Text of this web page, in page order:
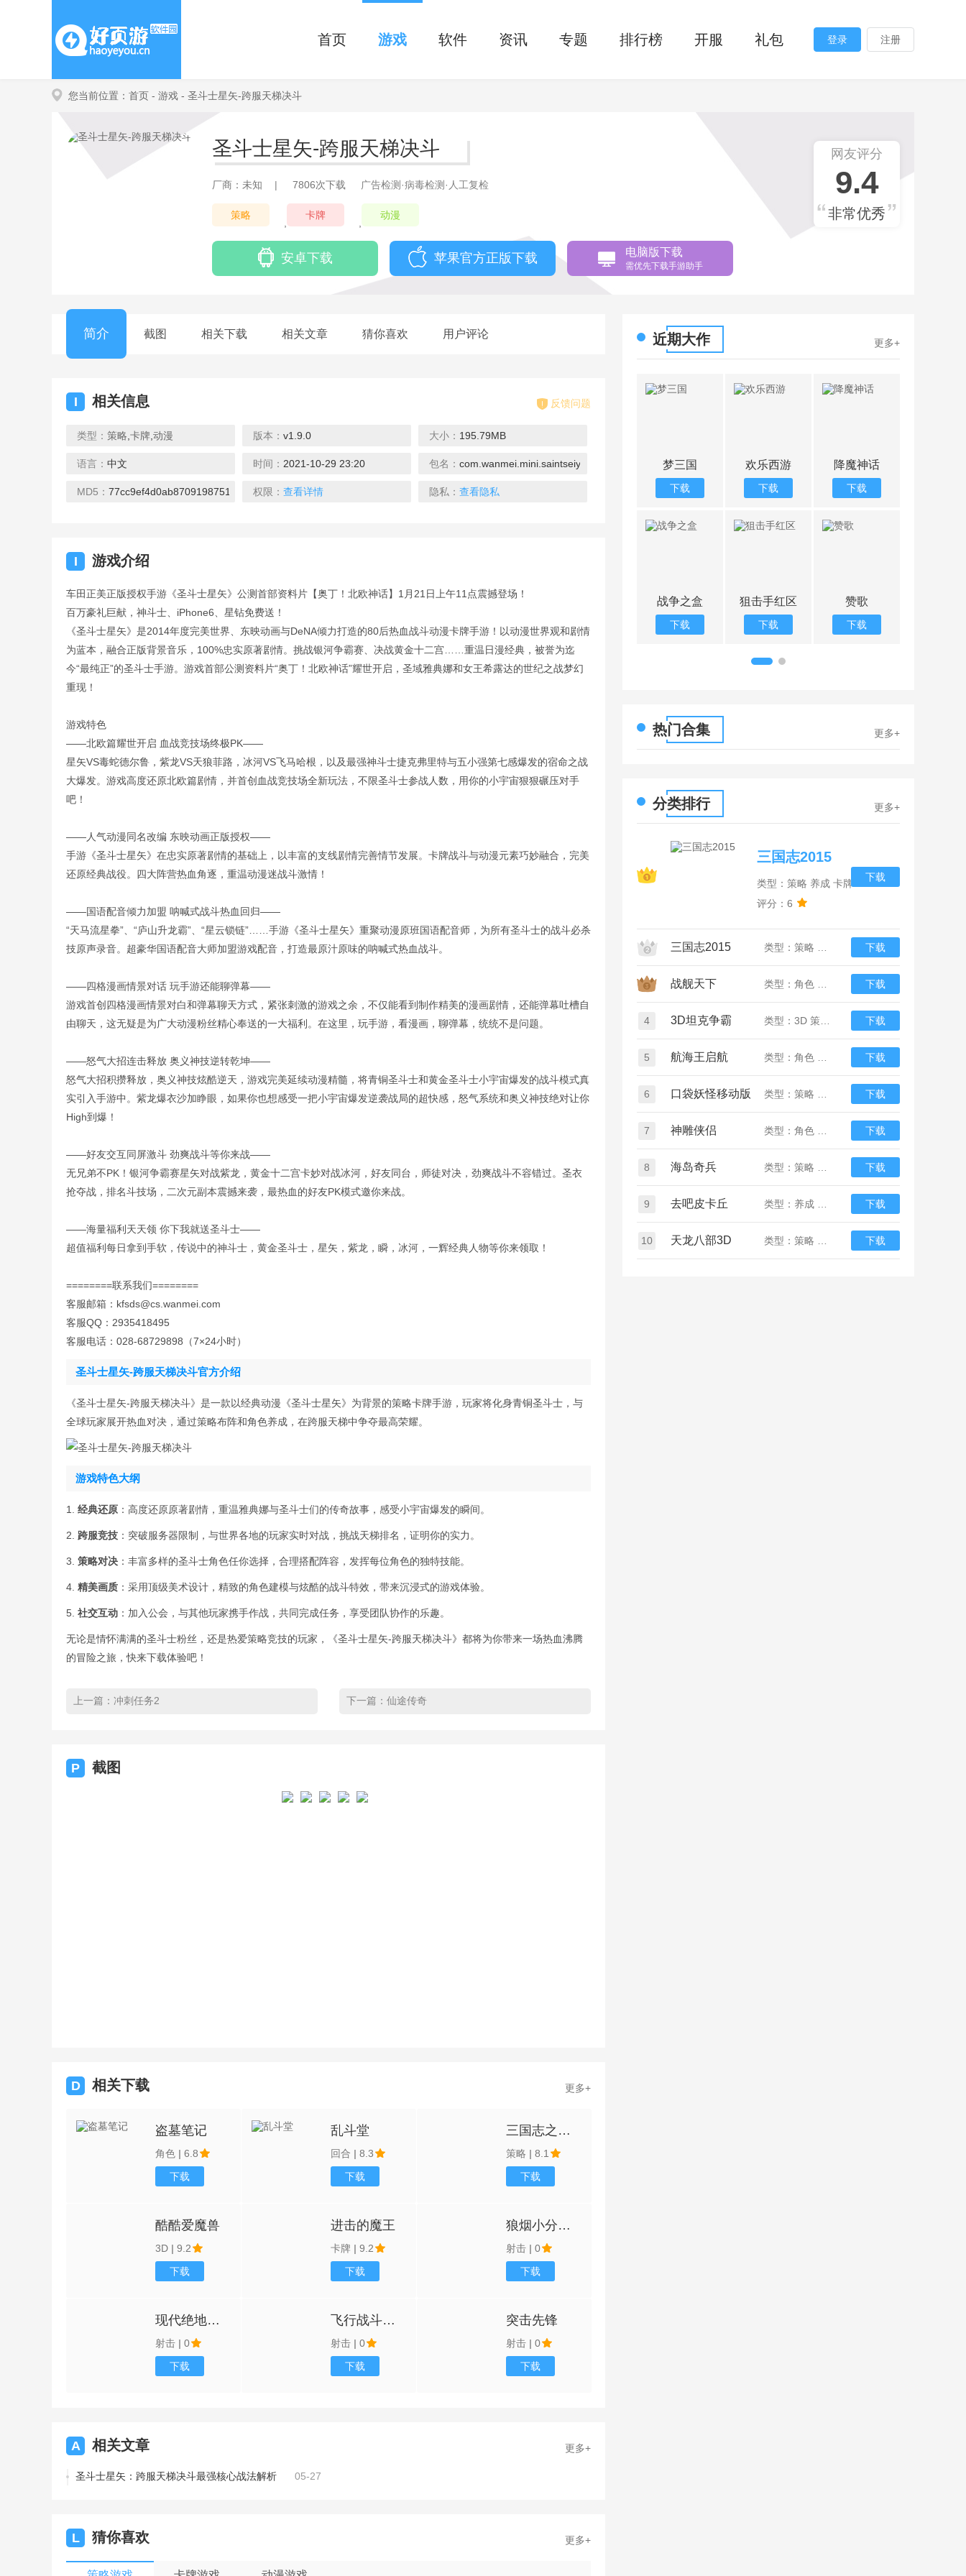
首页 游戏 软件 资讯 专题 排行榜 开服 礼包 登录 注册
您当前位置： 首页 - 游戏 - 圣斗士星矢-跨服天梯决斗
圣斗士星矢-跨服天梯决斗
厂商：未知 | 7806次下载 广告检测·病毒检测·人工复检
策略 卡牌 动漫
安卓下载 苹果官方正版下载 电脑版下载
需优先下载手游助手
网友评分
9.4
非常优秀
简介 截图 相关下载 相关文章 猜你喜欢 用户评论
I 相关信息 反馈问题
类型： 策略 卡牌 动漫 版本： v1.9.0 大小： 195.79MB
语言： 中文 时间： 2021-10-29 23:20 包名： com.wanmei.mini.saintseiya.one360
MD5： 77cc9ef4d0ab8709198751b8e2706fcc
权限： 查看详情 隐私： 查看隐私
I 游戏介绍
车田正美正版授权手游《圣斗士星矢》公测首部资料片【奥丁！北欧神话】1月21日上午11点震撼登场！
百万豪礼巨献，神斗士、iPhone6、星钻免费送！
《圣斗士星矢》是2014年度完美世界、东映动画与DeNA倾力打造的80后热血战斗动漫卡牌手游！以动漫世界观和剧情
为蓝本，融合正版背景音乐，100%忠实原著剧情。挑战银河争霸赛、决战黄金十二宫……重温日漫经典，被誉为迄
今“最纯正”的圣斗士手游。游戏首部公测资料片“奥丁！北欧神话”耀世开启，圣域雅典娜和女王希露达的世纪之战梦幻
重现！
游戏特色
——北欧篇耀世开启 血战竞技场终极PK——
星矢VS毒蛇德尔鲁，紫龙VS天狼菲路，冰河VS飞马哈根，以及最强神斗士捷克弗里特与五小强第七感爆发的宿命之战
大爆发。游戏高度还原北欧篇剧情，并首创血战竞技场全新玩法，不限圣斗士参战人数，用你的小宇宙狠狠碾压对手
吧！
——人气动漫同名改编 东映动画正版授权——
手游《圣斗士星矢》在忠实原著剧情的基础上，以丰富的支线剧情完善情节发展。卡牌战斗与动漫元素巧妙融合，完美
还原经典战役。四大阵营热血角逐，重温动漫迷战斗激情！
——国语配音倾力加盟 呐喊式战斗热血回归——
“天马流星拳”、“庐山升龙霸”、“星云锁链”……手游《圣斗士星矢》重聚动漫原班国语配音师，为所有圣斗士的战斗必杀
技原声录音。超豪华国语配音大师加盟游戏配音，打造最原汁原味的呐喊式热血战斗。
——四格漫画情景对话 玩手游还能聊弹幕——
游戏首创四格漫画情景对白和弹幕聊天方式，紧张刺激的游戏之余，不仅能看到制作精美的漫画剧情，还能弹幕吐槽自
由聊天，这无疑是为广大动漫粉丝精心奉送的一大福利。在这里，玩手游，看漫画，聊弹幕，统统不是问题。
——怒气大招连击释放 奥义神技逆转乾坤——
怒气大招积攒释放，奥义神技炫酷逆天，游戏完美延续动漫精髓，将青铜圣斗士和黄金圣斗士小宇宙爆发的战斗模式真
实引入手游中。紫龙爆衣沙加睁眼，如果你也想感受一把小宇宙爆发逆袭战局的超快感，怒气系统和奥义神技绝对让你
High到爆！
——好友交互同屏激斗 劲爽战斗等你来战——
无兄弟不PK！银河争霸赛星矢对战紫龙，黄金十二宫卡妙对战冰河，好友同台，师徒对决，劲爽战斗不容错过。圣衣
抢夺战，排名斗技场，二次元副本震撼来袭，最热血的好友PK模式邀你来战。
——海量福利天天领 你下我就送圣斗士——
超值福利每日拿到手软，传说中的神斗士，黄金圣斗士，星矢，紫龙，瞬，冰河，一辉经典人物等你来领取！
========联系我们========
客服邮箱：kfsds@cs.wanmei.com
客服QQ：2935418495
客服电话：028-68729898（7×24小时）
圣斗士星矢-跨服天梯决斗官方介绍
《圣斗士星矢-跨服天梯决斗》是一款以经典动漫《圣斗士星矢》为背景的策略卡牌手游，玩家将化身青铜圣斗士，与
全球玩家展开热血对决，通过策略布阵和角色养成，在跨服天梯中争夺最高荣耀。
游戏特色大纲
1. 经典还原 ：高度还原原著剧情，重温雅典娜与圣斗士们的传奇故事，感受小宇宙爆发的瞬间。
2. 跨服竞技 ：突破服务器限制，与世界各地的玩家实时对战，挑战天梯排名，证明你的实力。
3. 策略对决 ：丰富多样的圣斗士角色任你选择，合理搭配阵容，发挥每位角色的独特技能。
4. 精美画质 ：采用顶级美术设计，精致的角色建模与炫酷的战斗特效，带来沉浸式的游戏体验。
5. 社交互动 ：加入公会，与其他玩家携手作战，共同完成任务，享受团队协作的乐趣。
无论是情怀满满的圣斗士粉丝，还是热爱策略竞技的玩家，《圣斗士星矢-跨服天梯决斗》都将为你带来一场热血沸腾
的冒险之旅，快来下载体验吧！
上一篇： 冲刺任务2 下一篇： 仙途传奇
P 截图
D 相关下载 更多+
盗墓笔记
角色 | 6.8
下载
乱斗堂
回合 | 8.3
下载
三国志之雄霸天地
策略 | 8.1
下载
酷酷爱魔兽
3D | 9.2
下载
进击的魔王
卡牌 | 9.2
下载
狼烟小分队防
射击 | 0
下载
现代绝地战斗
射击 | 0
下载
飞行战斗冒险
射击 | 0
下载
突击先锋
射击 | 0
下载
A 相关文章 更多+
圣斗士星矢：跨服天梯决斗最强核心战法解析 05-27
L 猜你喜欢 更多+
近期大作 更多+
Pocket
下载
废土末日生存
下载
帮派赛车手
下载
枭龙战机
下载
战争的召唤
下载
军队直升机模
下载
欢乐西游
下载
降魔神话
战争之盒
下载
狙击手红区
下载 下载
Pocket
下载
废土末日生存
下载
帮派赛车手
下载
枭龙战机
下载
战争的召唤
下载
军队直升机模
下载
热门合集 更多+
分类排行 更多+
三国志2015
类型：策略 养成 卡牌
评分：6
下载
三国志2015 下载
战舰天下 下载
4 3D坦克争霸 下载
5 航海王启航 下载
6 口袋妖怪移动版 下载
7 神雕侠侣 下载
8 海岛奇兵 下载
9 去吧皮卡丘 下载
10 天龙八部3D 下载